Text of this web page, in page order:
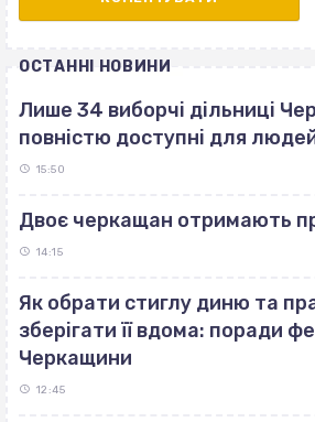
ОСТАННІ НОВИНИ
Лише 34 виборчі дільниці
повністю доступні для
15:50
Двоє черкащан отримають
14:15
Як обрати стиглу диню та
зберігати її вдома: поради
Черкащини
12:45